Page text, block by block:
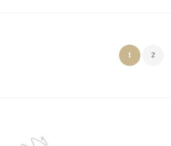
Seitennummerierung1 2